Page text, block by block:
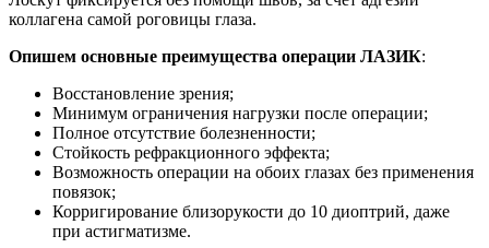
коллагена самой роговицы глаза.
Опишем основные преимущества операции ЛАЗИК:
Восстановление зрения;
Минимум ограничения нагрузки после операции;
Полное отсутствие болезненности;
Стойкость рефракционного эффекта;
Возможность операции на обоих глазах без применения
повязок;
Корригирование близорукости до 10 диоптрий, даже
при астигматизме.